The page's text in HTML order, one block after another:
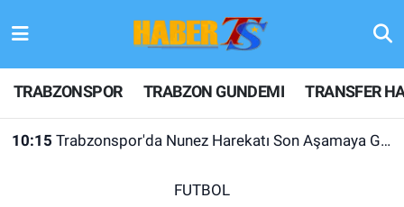
TRABZONSPOR TRABZON GUNDEMI TRANSFER
10:15 Trabzonspor'da Nunez Harekatı Son Aşamaya Geldi!
FUTBOL
TRABZONSPOR
TRABZON GUNDEMI
Hava Durumu
Trafik Durumu